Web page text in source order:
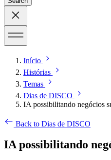
Início
Histórias
Temas
Dias de DISCO
IA possibilitando negócios
Back to Dias de DISCO
IA possibilitando